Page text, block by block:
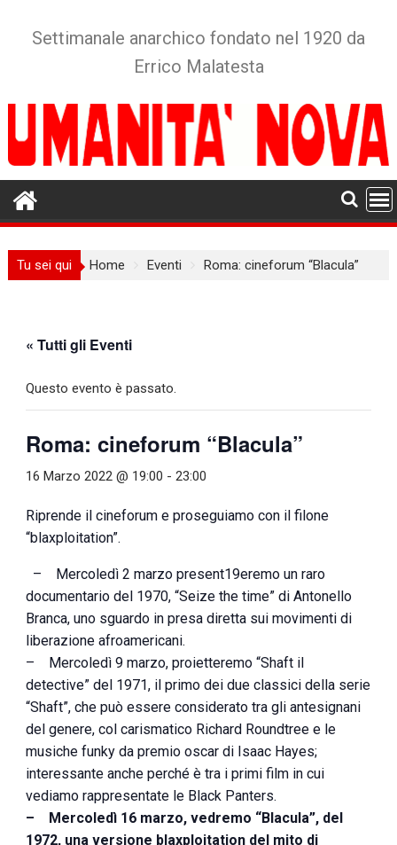
Settimanale anarchico fondato nel 1920 da
Errico Malatesta
Tu sei qui Home Eventi Roma: cineforum “Blacula”
« Tutti gli Eventi
Questo evento è passato.
Roma: cineforum “Blacula”
16 Marzo 2022 @ 19:00 -23:00
Riprende il cineforum e proseguiamo con il filone
“blaxploitation”.
– Mercoledì 2 marzo present19eremo un raro
documentario del 1970, “Seize the time” di Antonello
Branca, uno sguardo in presa diretta sui movimenti di
liberazione afroamericani.
– Mercoledì 9 marzo, proietteremo “Shaft il
detective” del 1971, il primo dei due classici della serie
“Shaft”, che può essere considerato tra gli antesignani
del genere, col carismatico Richard Roundtree e le
musiche funky da premio oscar di Isaac Hayes;
interessante anche perché è tra i primi film in cui
vediamo rappresentate le Black Panters.
– Mercoledì 16 marzo, vedremo “Blacula”, del
1972, una versione blaxploitation del mito di